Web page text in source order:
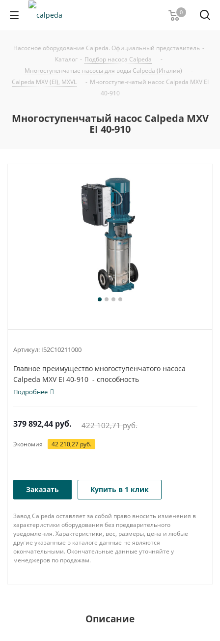
0
Насосное оборудование Calpeda. Официальный представитель -
Каталог - Подбор насоса Calpeda
-
Многоступенчатые насосы для воды Calpeda (Италия)
-
Calpeda MXV (EI), MXVL
- Многоступенчатый насос Calpeda MXV EI
40-910
Многоступенчатый насос Calpeda MXV
EI 40-910
Артикул: I52C10211000
Главное преимущество многоступенчатого насоса
Calpeda MXV EI 40-910 - способность
использования...
Подробнее
379 892,44 руб. 422 102,71руб.
Экономия 42 210,27 руб.
Заказать Купить в 1 клик
Завод Calpeda оставляет за собой право вносить изменения в
характеристики оборудования без предварительного
уведомления. Характеристики, вес, размеры, цена и любые
другие указанные в каталоге данные не являются
окончательными. Окончательные данные уточняйте у
менеджеров по продажам.
Описание